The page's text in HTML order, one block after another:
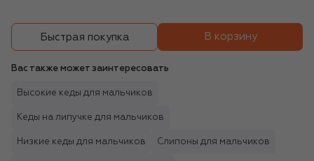
Быстрая покупка В корзину
Вас также может заинтересовать
Высокие кеды для мальчиков
Кеды на липучке для мальчиков
Низкие кеды для мальчиков Слипоны для мальчиков